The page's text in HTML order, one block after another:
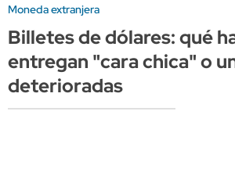
Moneda extranjera
Billetes de dólares: qué
entregan "cara chica" o
deterioradas